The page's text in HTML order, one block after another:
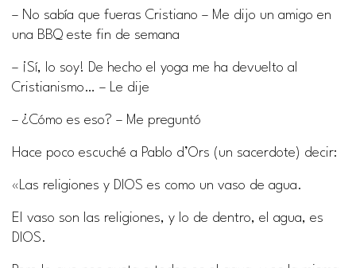
– No sabía que fueras Cristiano – Me dijo un amigo en
una BBQ este fin de semana
– ¡Sí, lo soy! De hecho el yoga me ha devuelto al
Cristianismo… – Le dije
– ¿Cómo es eso? – Me preguntó
Hace poco escuché a Pablo d’Ors (un sacerdote) decir:
«Las religiones y DIOS es como un vaso de agua.
El vaso son las religiones, y lo de dentro, el agua, es
DIOS.